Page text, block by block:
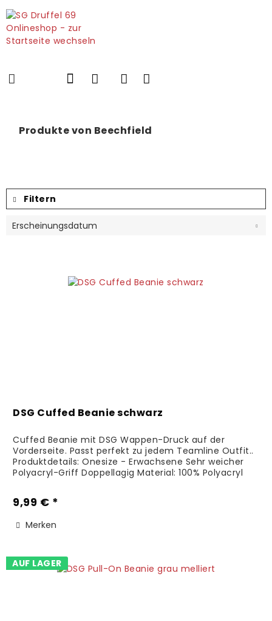
Produkte von Beechfield
Filtern
DSG Cuffed Beanie schwarz
Cuffed Beanie mit DSG Wappen-Druck auf der
Vorderseite. Passt perfekt zu jedem Teamline Outfit..
Produktdetails: Onesize - Erwachsene Sehr weicher
Polyacryl-Griff Doppellagig Material: 100% Polyacryl
9,99 € *
Merken
AUF LAGER